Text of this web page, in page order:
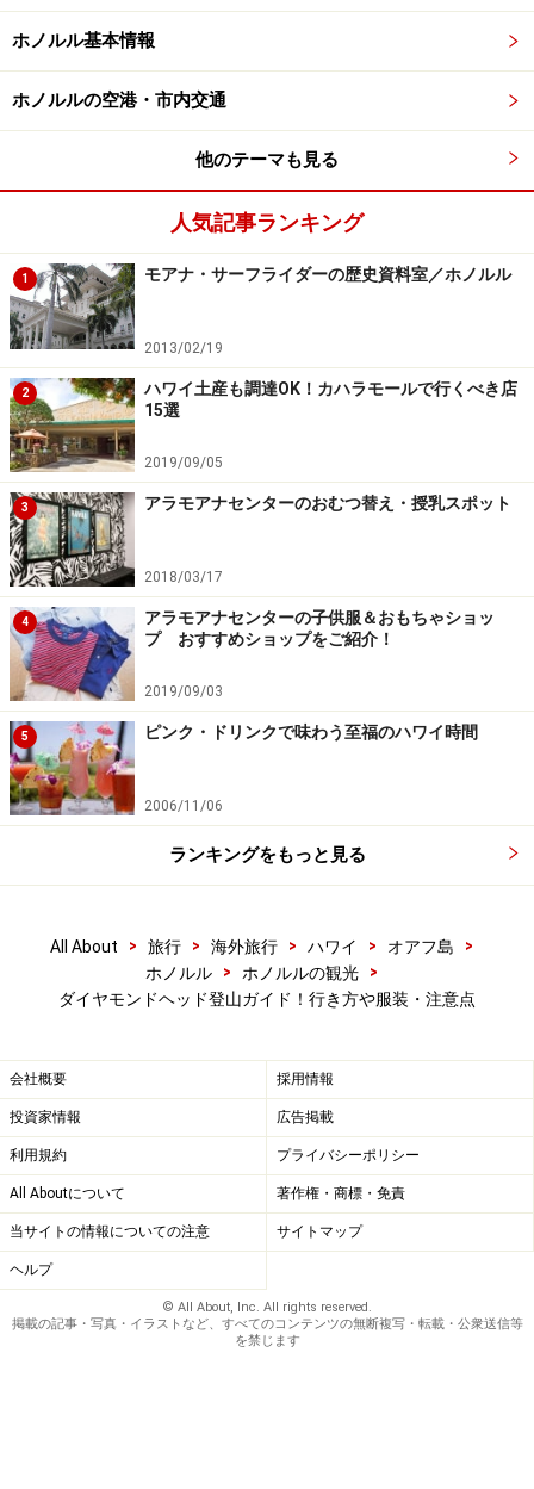
ホノルル基本情報
ホノルルの空港・市内交通
他のテーマも見る
人気記事ランキング
1 モアナ・サーフライダーの歴史資料室／ホノルル
2013/02/19
2
ハワイ土産も調達OK！カハラモールで行くべき店
15選
2019/09/05
3 アラモアナセンターのおむつ替え・授乳スポット
2018/03/17
4
アラモアナセンターの子供服＆おもちゃショッ
プ おすすめショップをご紹介！
2019/09/03
5 ピンク・ドリンクで味わう至福のハワイ時間
2006/11/06
ランキングをもっと見る
All About > 旅行 > 海外旅行 > ハワイ > オアフ島
>
ホノルル
> ホノルルの観光
>
ダイヤモンドヘッド登山ガイド！行き方や服装・注意点
会社概要 採用情報
投資家情報 広告掲載
利用規約 プライバシーポリシー
All Aboutについて 著作権・商標・免責
当サイトの情報についての注意 サイトマップ
ヘルプ
© All About, Inc. All rights reserved.
掲載の記事・写真・イラストなど、すべてのコンテンツの無断複写・転載・公衆送信等
を禁じます